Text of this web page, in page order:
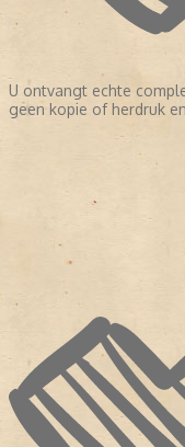
U ontvangt echte
geen kopie of herdruk